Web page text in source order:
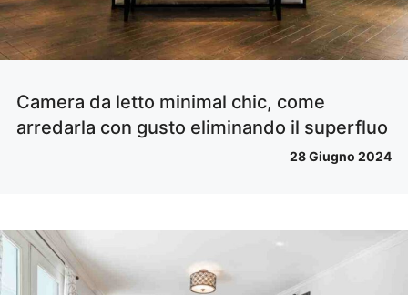
Camera da letto minimal chic, come
arredarla con gusto eliminando il superfluo
28 Giugno 2024